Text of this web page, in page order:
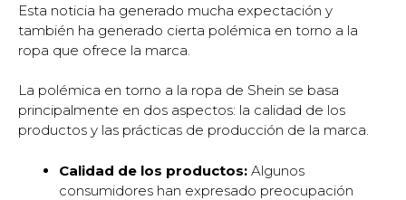
Esta noticia ha generado mucha expectación y
también ha generado cierta polémica en torno a la
ropa que ofrece la marca.
La polémica en torno a la ropa de Shein se basa
principalmente en dos aspectos: la calidad de los
productos y las prácticas de producción de la marca.
Calidad de los productos: Algunos
consumidores han expresado preocupación